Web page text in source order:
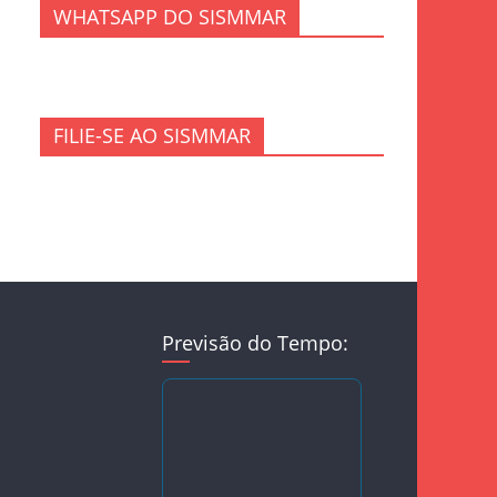
WHATSAPP DO SISMMAR
FILIE-SE AO SISMMAR
Previsão do Tempo: